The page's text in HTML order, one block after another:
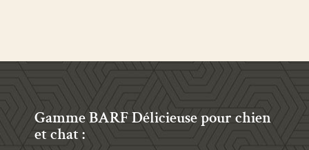
Gamme BARF Délicieuse pour chien
et chat :